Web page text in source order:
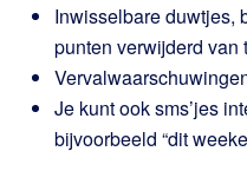
Inwisselbare duwtjes,
punten verwijderd van
Je kunt ook sms’jes
bijvoorbeeld “dit